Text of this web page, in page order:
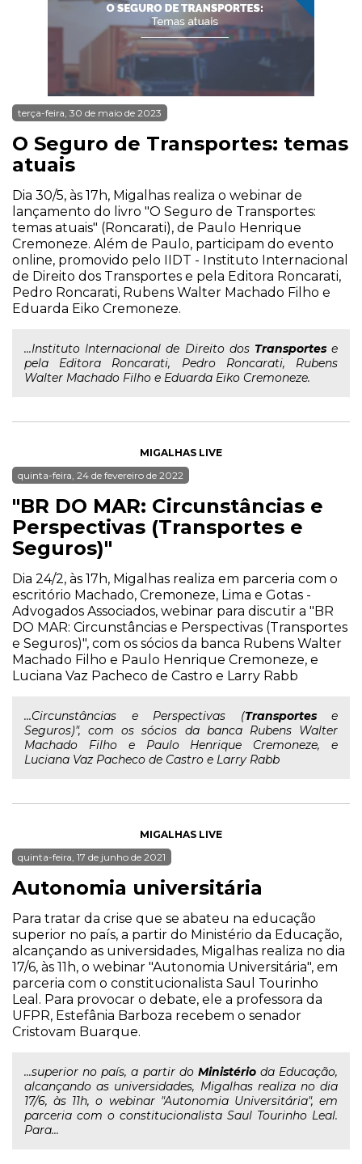
terça-feira, 30 de maio de 2023
O Seguro de Transportes: temas
atuais
Dia 30/5, às 17h, Migalhas realiza o webinar de
lançamento do livro "O Seguro de Transportes:
temas atuais" (Roncarati), de Paulo Henrique
Cremoneze. Além de Paulo, participam do evento
online, promovido pelo IIDT - Instituto Internacional
de Direito dos Transportes e pela Editora Roncarati,
Pedro Roncarati, Rubens Walter Machado Filho e
Eduarda Eiko Cremoneze.
...Instituto Internacional de Direito dos Transportese
pela Editora Roncarati, Pedro Roncarati, Rubens
Walter Machado Filho e Eduarda Eiko Cremoneze.
MIGALHAS LIVE
quinta-feira, 24 de fevereiro de 2022
"BR DO MAR: Circunstâncias e
Perspectivas (Transportes e
Seguros)"
Dia 24/2, às 17h, Migalhas realiza em parceria com o
escritório Machado, Cremoneze, Lima e Gotas -
Advogados Associados, webinar para discutir a "BR
DO MAR: Circunstâncias e Perspectivas (Transportes
e Seguros)", com os sócios da banca Rubens Walter
Machado Filho e Paulo Henrique Cremoneze, e
Luciana Vaz Pacheco de Castro e Larry Rabb
...Circunstâncias e Perspectivas (Transportese
Seguros)", com os sócios da banca Rubens Walter
Machado Filho e Paulo Henrique Cremoneze, e
Luciana Vaz Pacheco de Castro e Larry Rabb
MIGALHAS LIVE
quinta-feira, 17 de junho de 2021
Autonomia universitária
Para tratar da crise que se abateu na educação
superior no país, a partir do Ministério da Educação,
alcançando as universidades, Migalhas realiza no dia
17/6, às 11h, o webinar "Autonomia Universitária", em
parceria com o constitucionalista Saul Tourinho
Leal. Para provocar o debate, ele a professora da
UFPR, Estefânia Barboza recebem o senador
Cristovam Buarque.
...superior no país, a partir do Ministérioda Educação,
alcançando as universidades, Migalhas realiza no dia
17/6, às 11h, o webinar "Autonomia Universitária", em
parceria com o constitucionalista Saul Tourinho Leal.
Para...